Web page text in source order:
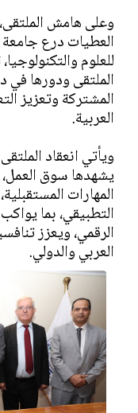
وعلى هامش
العطيات درع
للعلوم
الملتقى ودورها في
المشتركة وتعزيز
العربية.
ويأتي انعقاد
يشهدها سوق
المهارات
التطبيقي، بما
الرقمي، ويعزز
العربي والدولي.